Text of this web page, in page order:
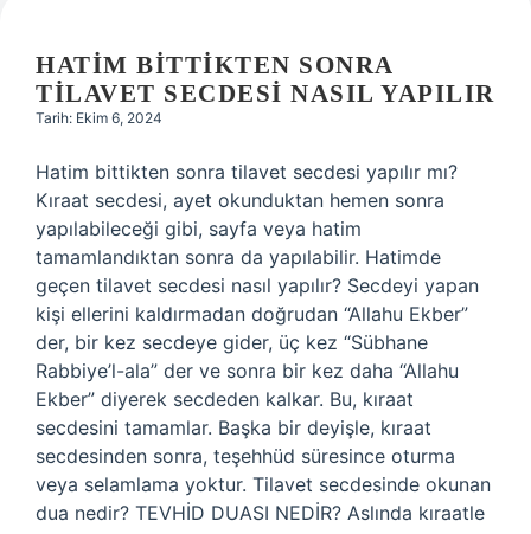
HATIM BITTIKTEN SONRA
TILAVET SECDESI NASIL YAPILIR
Tarih: Ekim 6, 2024
Hatim bittikten sonra tilavet secdesi yapılır mı?
Kıraat secdesi, ayet okunduktan hemen sonra
yapılabileceği gibi, sayfa veya hatim
tamamlandıktan sonra da yapılabilir. Hatimde
geçen tilavet secdesi nasıl yapılır? Secdeyi yapan
kişi ellerini kaldırmadan doğrudan “Allahu Ekber”
der, bir kez secdeye gider, üç kez “Sübhane
Rabbiye’l-ala” der ve sonra bir kez daha “Allahu
Ekber” diyerek secdeden kalkar. Bu, kıraat
secdesini tamamlar. Başka bir deyişle, kıraat
secdesinden sonra, teşehhüd süresince oturma
veya selamlama yoktur. Tilavet secdesinde okunan
dua nedir? TEVHİD DUASI NEDİR? Aslında kıraatle